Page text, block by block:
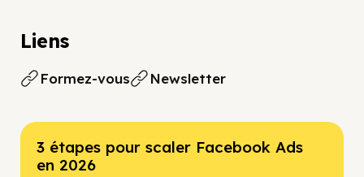
Liens
Formez-vous Newsletter
3 étapes pour scaler Facebook Ads
en 2026